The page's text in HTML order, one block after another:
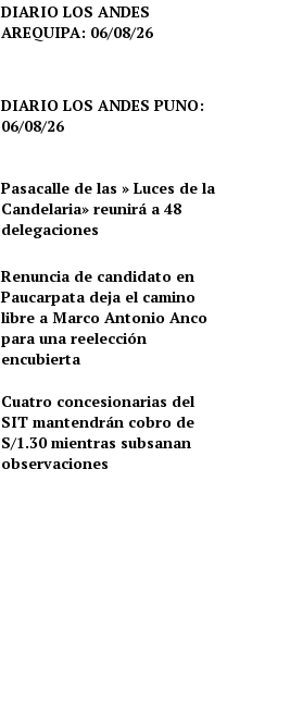
DIARIO LOS ANDES
AREQUIPA: 06/08/26
DIARIO LOS ANDES PUNO:
06/08/26
Pasacalle de las » Luces de la
Candelaria» reunirá a 48
delegaciones
Renuncia de candidato en
Paucarpata deja el camino
libre a Marco Antonio Anco
para una reelección
encubierta
Cuatro concesionarias del
SIT mantendrán cobro de
S/1.30 mientras subsanan
observaciones